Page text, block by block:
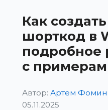
Как
шорткод в
подробное
с
Автор: Артем Фомин
05.11.2025